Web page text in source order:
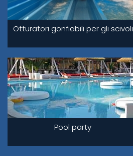
Otturatori gonfiabili per gli scivoli
Pool party